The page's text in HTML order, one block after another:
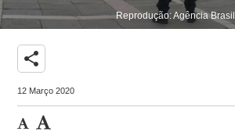
Reprodução: Agência Brasil
share
12 Março 2020